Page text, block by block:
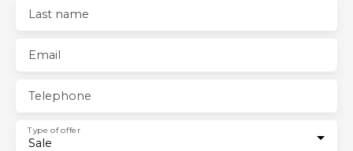
Last name
Email
Telephone
Sale
Type of offer